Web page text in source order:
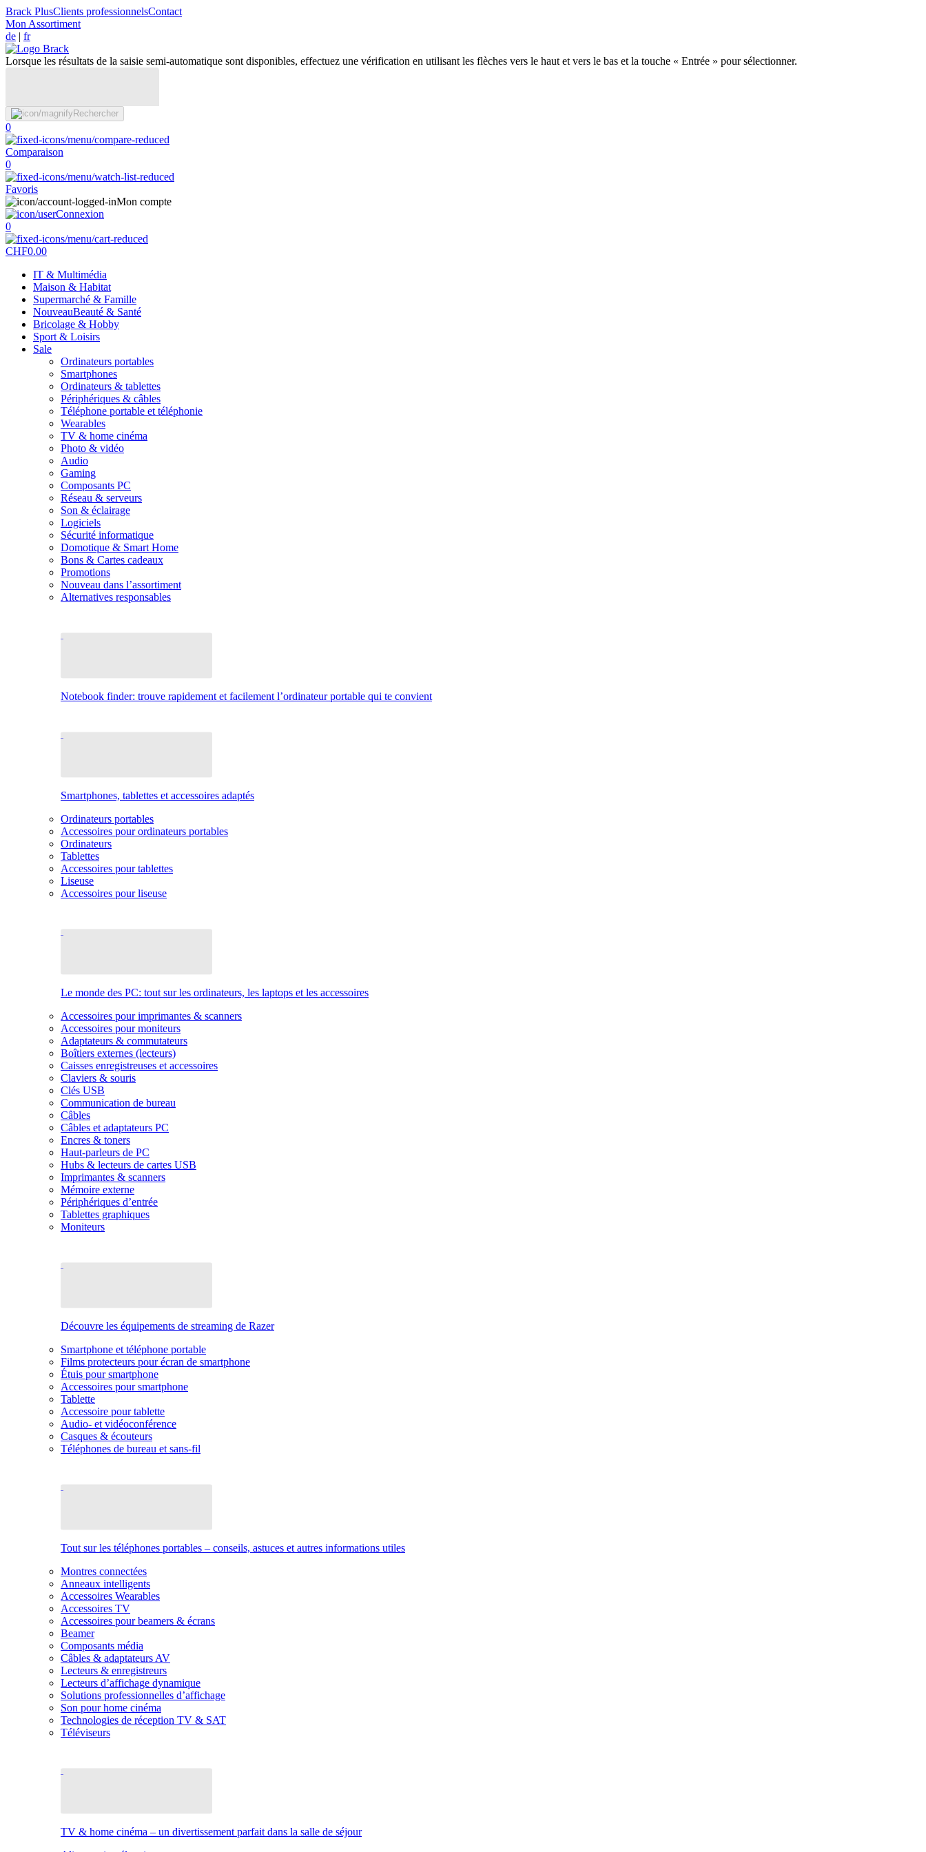
Brack PlusClients professionnelsContact
Mon Assortiment
de | fr
Lorsque les résultats de la saisie semi-automatique sont disponibles, effectuez une vérification en utilisant les flèches vers le haut et vers le bas et la touche « Entrée » pour sélectionner.
Rechercher
0
Comparaison
0
Favoris
Mon compte
Connexion
0
CHF0.00
IT & Multimédia
Maison & Habitat
Supermarché & Famille
NouveauBeauté & Santé
Bricolage & Hobby
Sport & Loisirs
Sale
Ordinateurs portables
Smartphones
Ordinateurs & tablettes
Périphériques & câbles
Téléphone portable et téléphonie
Wearables
TV & home cinéma
Photo & vidéo
Audio
Gaming
Composants PC
Réseau & serveurs
Son & éclairage
Logiciels
Sécurité informatique
Domotique & Smart Home
Bons & Cartes cadeaux
Promotions
Nouveau dans l’assortiment
Alternatives responsables
Notebook finder: trouve rapidement et facilement l’ordinateur portable qui te convient
Smartphones, tablettes et accessoires adaptés
Ordinateurs portables
Accessoires pour ordinateurs portables
Ordinateurs
Tablettes
Accessoires pour tablettes
Liseuse
Accessoires pour liseuse
Le monde des PC: tout sur les ordinateurs, les laptops et les accessoires
Accessoires pour imprimantes & scanners
Accessoires pour moniteurs
Adaptateurs & commutateurs
Boîtiers externes (lecteurs)
Caisses enregistreuses et accessoires
Claviers & souris
Clés USB
Communication de bureau
Câbles
Câbles et adaptateurs PC
Encres & toners
Haut-parleurs de PC
Hubs & lecteurs de cartes USB
Imprimantes & scanners
Mémoire externe
Périphériques d’entrée
Tablettes graphiques
Moniteurs
Découvre les équipements de streaming de Razer
Smartphone et téléphone portable
Films protecteurs pour écran de smartphone
Étuis pour smartphone
Accessoires pour smartphone
Tablette
Accessoire pour tablette
Audio- et vidéoconférence
Casques & écouteurs
Téléphones de bureau et sans-fil
Tout sur les téléphones portables – conseils, astuces et autres informations utiles
Montres connectées
Anneaux intelligents
Accessoires Wearables
Accessoires TV
Accessoires pour beamers & écrans
Beamer
Composants média
Câbles & adaptateurs AV
Lecteurs & enregistreurs
Lecteurs d’affichage dynamique
Solutions professionnelles d’affichage
Son pour home cinéma
Technologies de réception TV & SAT
Téléviseurs
TV & home cinéma – un divertissement parfait dans la salle de séjour